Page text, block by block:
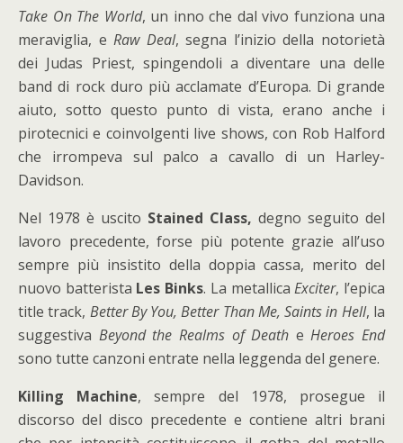
Take On The World, un inno che dal vivo funziona una
meraviglia, eRaw Deal, segna l’inizio della notorietà
dei Judas Priest, spingendoli a diventare una delle
band di rock duro più acclamate d’Europa. Di grande
aiuto, sotto questo punto di vista, erano anche i
pirotecnici e coinvolgenti live shows, con Rob Halford
che irrompeva sul palco a cavallo di un Harley-
Davidson.
Nel 1978 è uscito Stained Class, degno seguito del
lavoro precedente, forse più potente grazie all’uso
sempre più insistito della doppia cassa, merito del
nuovo batterista Les Binks. La metallicaExciter, l’epica
title track, Better By You, Better Than Me, Saints in Hell, la
suggestiva Beyond the Realms of Death eHeroes End
sono tutte canzoni entrate nella leggenda del genere.
Killing Machine, sempre del 1978, prosegue il
discorso del disco precedente e contiene altri brani